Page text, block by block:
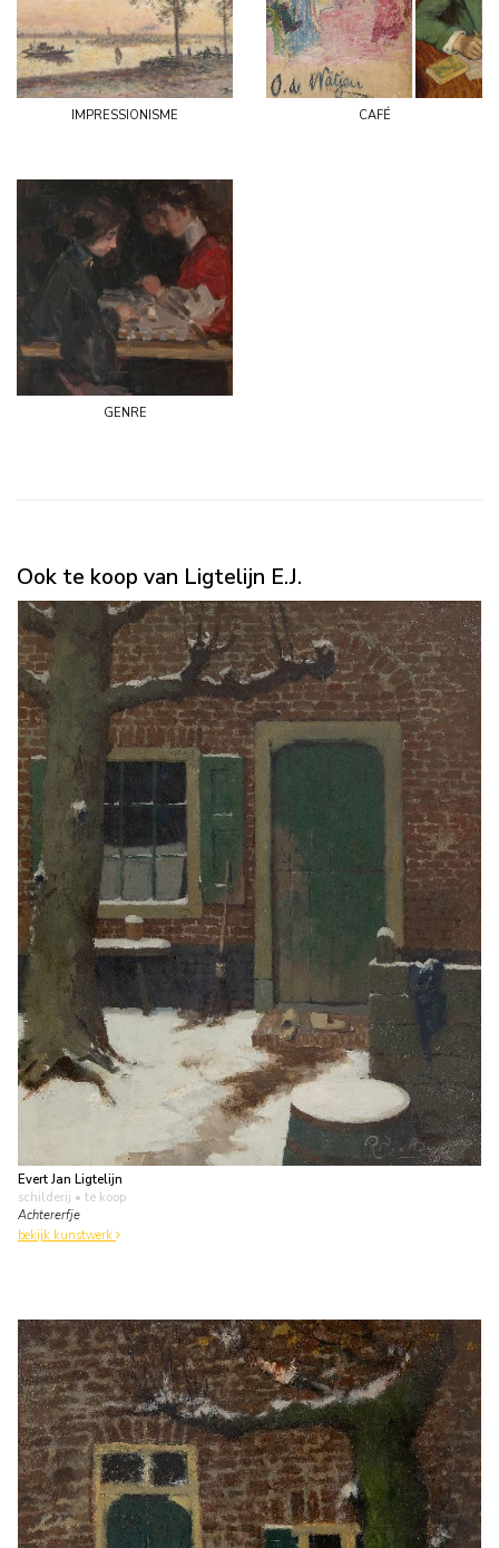
impressionisme café
genre
Ook te koop van Ligtelijn E.J.
Evert Jan Ligtelijn
schilderij • te koop
Achtererfje
bekijk kunstwerk